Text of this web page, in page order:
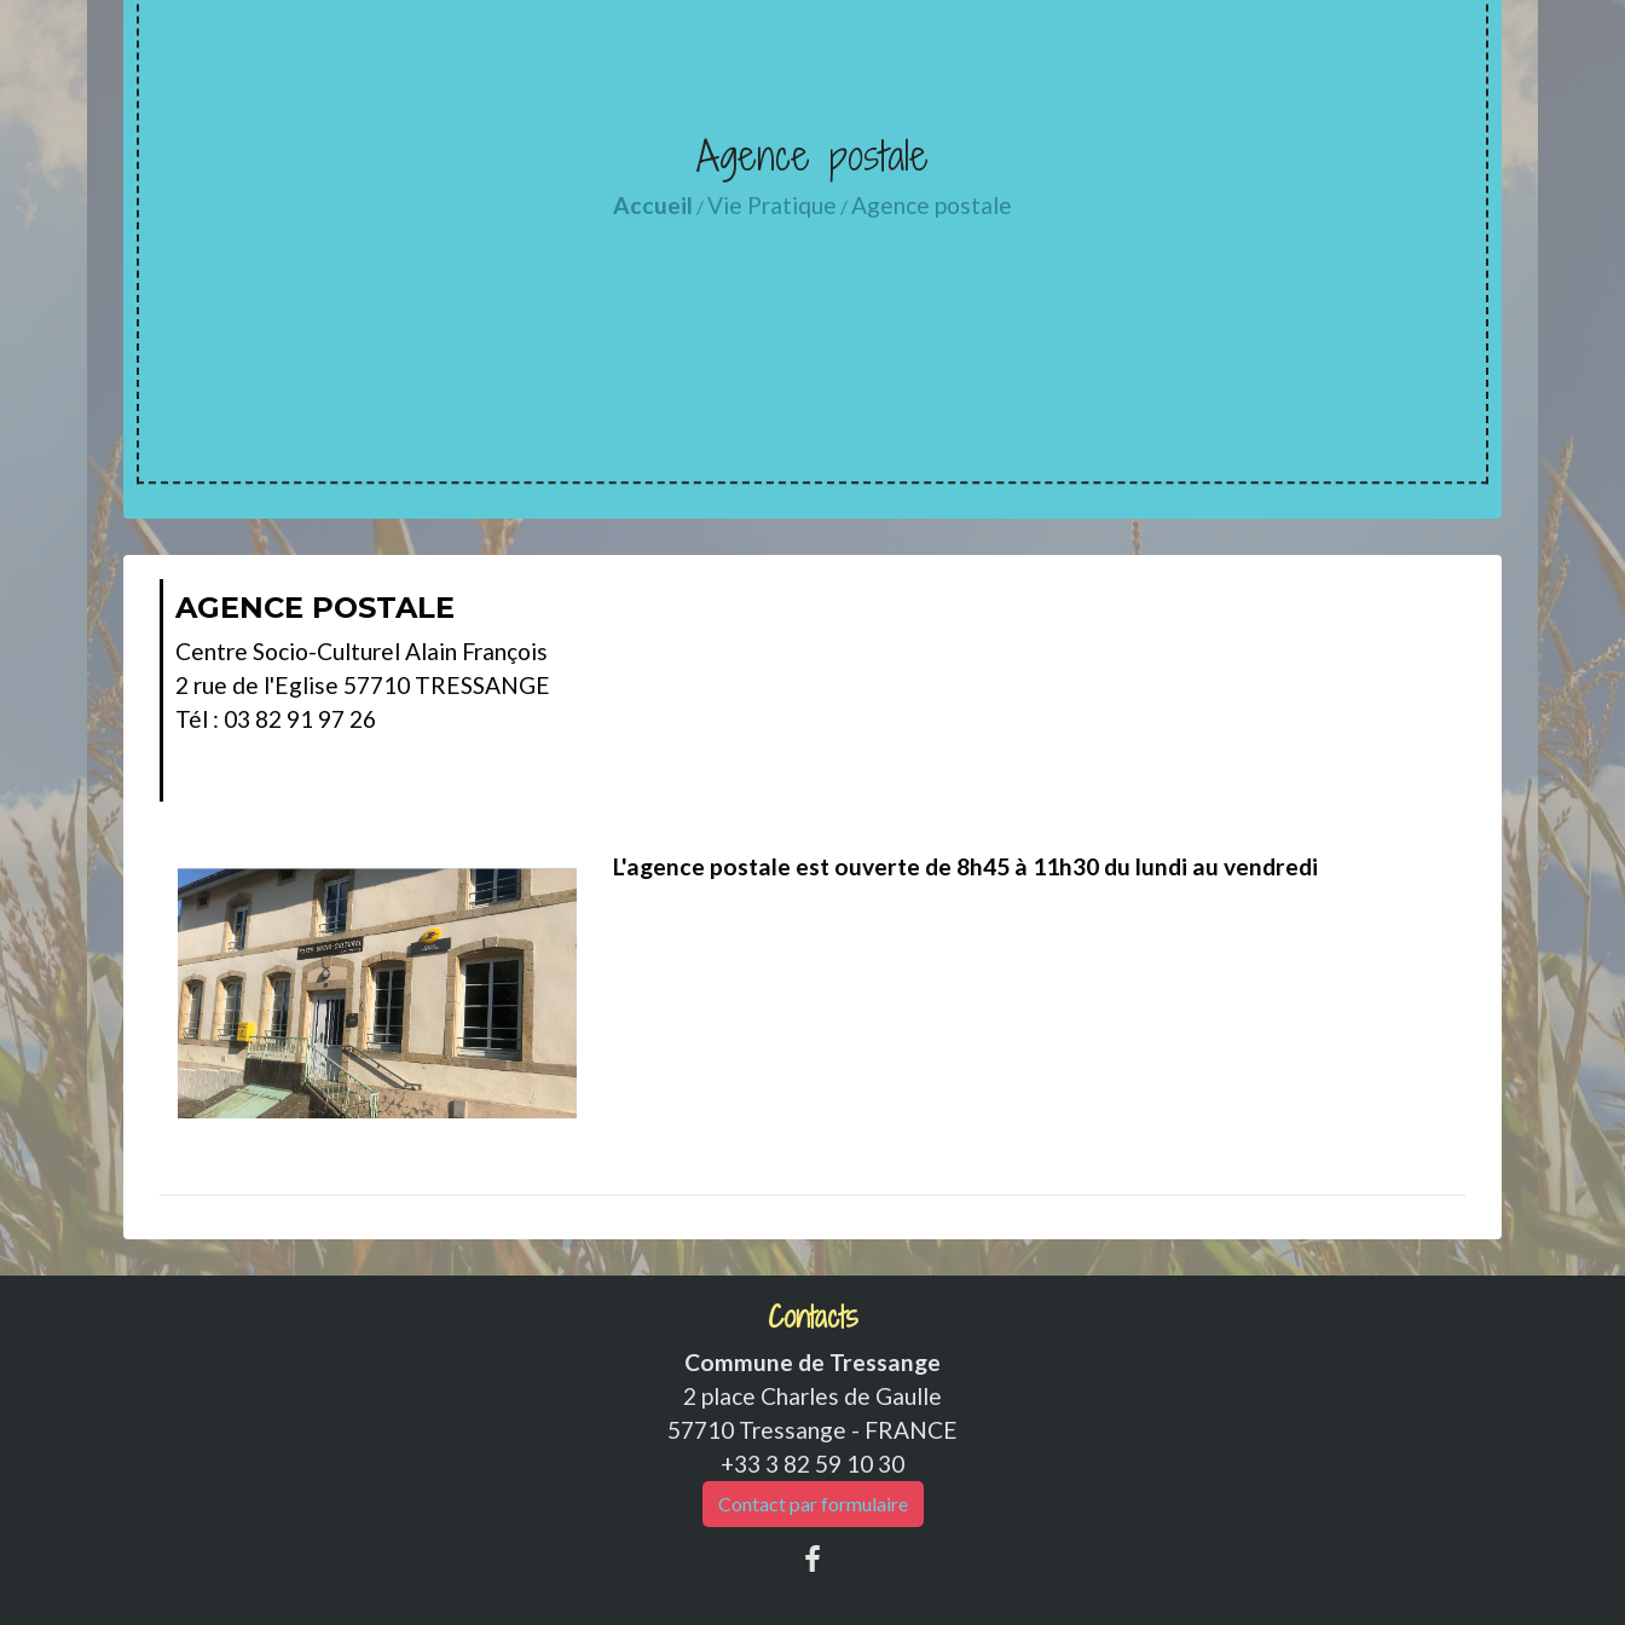
Agence postale
Accueil /Vie Pratique / Agence postale
AGENCE POSTALE
Centre Socio-Culturel Alain François
2 rue de l'Eglise 57710 TRESSANGE
Tél : 03 82 91 97 26
L'agence postale est ouverte de 8h45 à 11h30 du lundi au vendredi
Contacts
Commune de Tressange
2 place Charles de Gaulle
57710 Tressange - FRANCE
+33 3 82 59 10 30
Contact par formulaire